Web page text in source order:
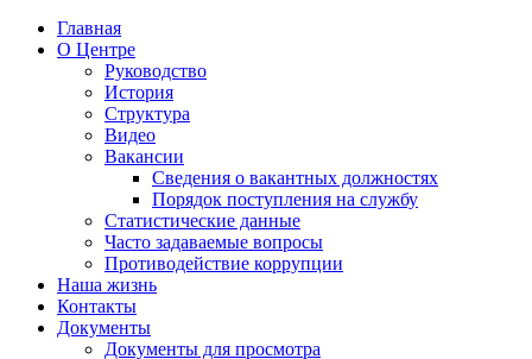
Главная
О Центре
Руководство
История
Структура
Видео
Вакансии
Сведения о вакантных должностях
Порядок поступления на службу
Статистические данные
Часто задаваемые вопросы
Противодействие коррупции
Наша жизнь
Контакты
Документы
Документы для просмотра